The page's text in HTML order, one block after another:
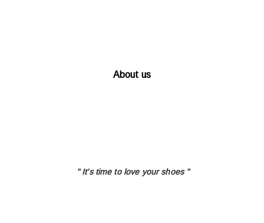
About us
" It's time to loveyour shoes "